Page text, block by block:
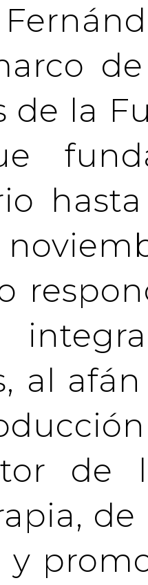
de la
al
de
y